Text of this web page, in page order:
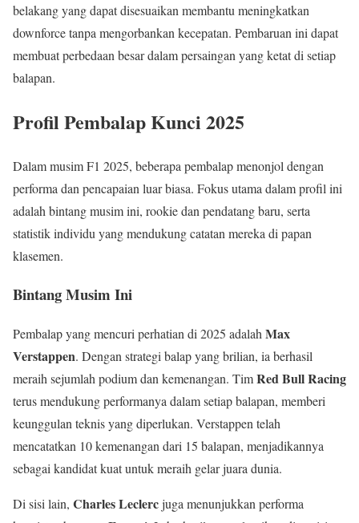
belakang yang dapat disesuaikan membantu meningkatkan
downforce tanpa mengorbankan kecepatan. Pembaruan ini dapat
membuat perbedaan besar dalam persaingan yang ketat di setiap
balapan.
Profil Pembalap Kunci 2025
Dalam musim F1 2025, beberapa pembalap menonjol dengan
performa dan pencapaian luar biasa. Fokus utama dalam profil ini
adalah bintang musim ini, rookie dan pendatang baru, serta
statistik individu yang mendukung catatan mereka di papan
klasemen.
Bintang Musim Ini
Pembalap yang mencuri perhatian di 2025 adalah Max
Verstappen. Dengan strategi balap yang brilian, ia berhasil
meraih sejumlah podium dan kemenangan. TimRed Bull Racing
terus mendukung performanya dalam setiap balapan, memberi
keunggulan teknis yang diperlukan. Verstappen telah
mencatatkan 10 kemenangan dari 15 balapan, menjadikannya
sebagai kandidat kuat untuk meraih gelar juara dunia.
Di sisi lain, Charles Leclercjuga menunjukkan performa